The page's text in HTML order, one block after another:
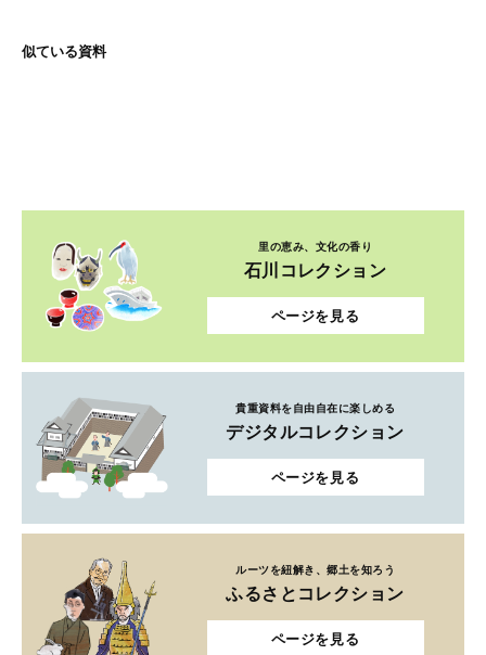
似ている資料
里の恵み、文化の香り
石川コレクション
ページを見る
貴重資料を自由自在に楽しめる
デジタルコレクション
ページを見る
ルーツを紐解き、郷土を知ろう
ふるさとコレクション
ページを見る